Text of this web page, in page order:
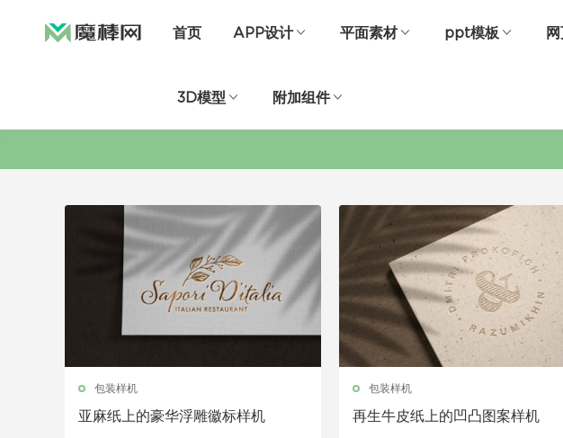
首页 APP设计 平面素材 ppt模板
3D模型 附加组件
包装样机
亚麻纸上的豪华浮雕徽标样机
包装样机
再生牛皮纸上的凹凸图案样机